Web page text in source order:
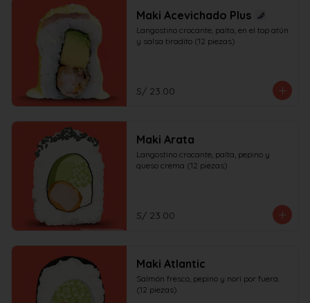
Maki Acevichado Plus
Langostino crocante, palta, en el top atún
y salsa tiradito (12 piezas)
S/ 23.00
Maki Arata
Langostino crocante, palta, pepino y
queso crema (12 piezas)
S/ 23.00
Maki Atlantic
Salmón fresco, pepino y nori por fuera.
(12 piezas)